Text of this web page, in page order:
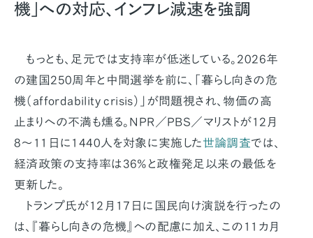
機」への対応、インフレ減速を強調
もっとも、足元では支持率が低迷している。2026年
の建国250周年と中間選挙を前に、「暮らし向きの危
機（affordability crisis）」が問題視され、物価の高
止まりへの不満も燻る。NPR／PBS／マリストが12月
8～11日に1440人を対象に実施した世論調査では、
経済政策の支持率は36%と政権発足以来の最低を
更新した。
トランプ氏が12月17日に国民向け演説を行ったの
は、『暮らし向きの危機』への配慮に加え、この11カ月